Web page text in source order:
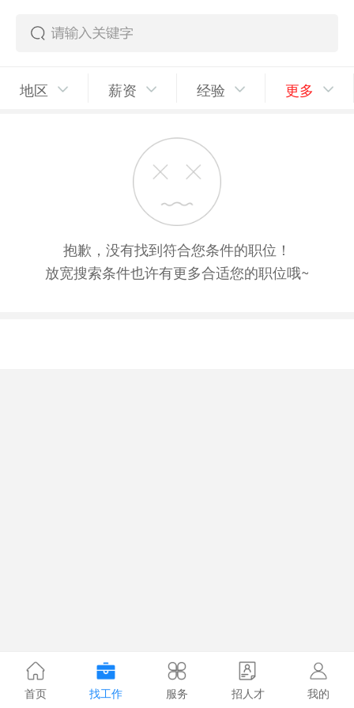
地区 薪资 经验 更多
抱歉，没有找到符合您条件的职位！
放宽搜索条件也许有更多合适您的职位哦~
首页 找工作 服务 招人才 我的